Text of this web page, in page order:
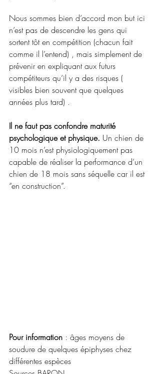
Nous sommes bien d’accord mon but ici
n’est pas de descendre les gens qui
sortent tôt en compétition (chacun fait
comme il l’entend) , mais simplement de
prévenir en expliquant aux futurs
compétiteurs qu’il y a des risques (
visibles bien souvent que quelques
années plus tard) .
Il ne faut pas confondre maturité
psychologique et physique. Un chien de
10 mois n’est physiologiquement pas
capable de réaliser la performance d’un
chien de 18 mois sans séquelle car il est
“en construction”.
Pour information : âges moyens de
soudure de quelques épiphyses chez
différentes espèces